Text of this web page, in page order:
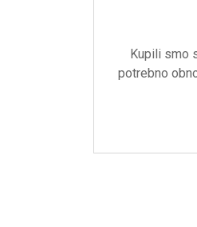
Kupili smo
potrebno